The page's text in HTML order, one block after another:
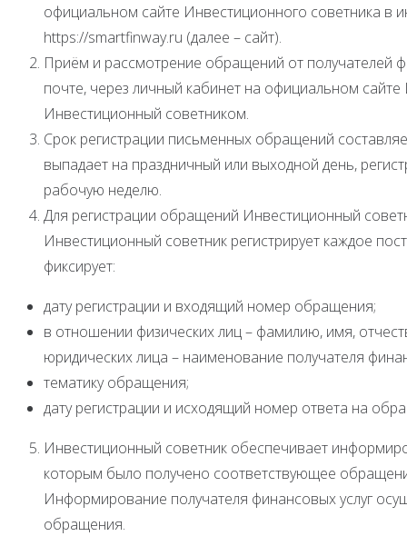
официальном сайте Инвестиционного советника в
https://smartfinway.ru (далее – сайт).
Приём и рассмотрение обращений от получателей
почте, через личный кабинет на официальном
Инвестиционный советником.
Срок регистрации письменных обращений
выпадает на праздничный или выходной день,
рабочую неделю.
Для регистрации обращений Инвестиционный
Инвестиционный советник регистрирует каждое
фиксирует:
дату регистрации и входящий номер обращения;
в отношении физических лиц – фамилию, имя,
юридических лица – наименование получателя
тематику обращения;
дату регистрации и исходящий номер ответа на
Инвестиционный советник обеспечивает
которым было получено соответствующее
Информирование получателя финансовых услуг
обращения.